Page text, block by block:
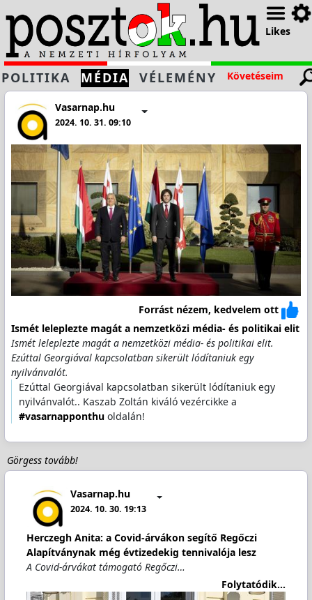
Likes
POLITIKA MÉDIA VÉLEMÉNY Követéseim
Vasarnap.hu
2024. 10. 31. 09:10
Forrást nézem, kedvelem ott
Ismét leleplezte magát a nemzetközi média- és politikai elit
Ismét leleplezte magát a nemzetközi média- és politikai elit.
Ezúttal Georgiával kapcsolatban sikerült lódítaniuk egy
nyilvánvalót.
Ezúttal Georgiával kapcsolatban sikerült lódítaniuk egy
nyilvánvalót.. Kaszab Zoltán kiváló vezércikke a
#vasarnapponthuoldalán!
Görgess tovább!
Vasarnap.hu
2024. 10. 30. 19:13
Herczegh Anita: a Covid-árvákon segítő Regőczi
Alapítványnak még évtizedekig tennivalója lesz
A Covid-árvákat támogató Regőczi…
Folytatódik...